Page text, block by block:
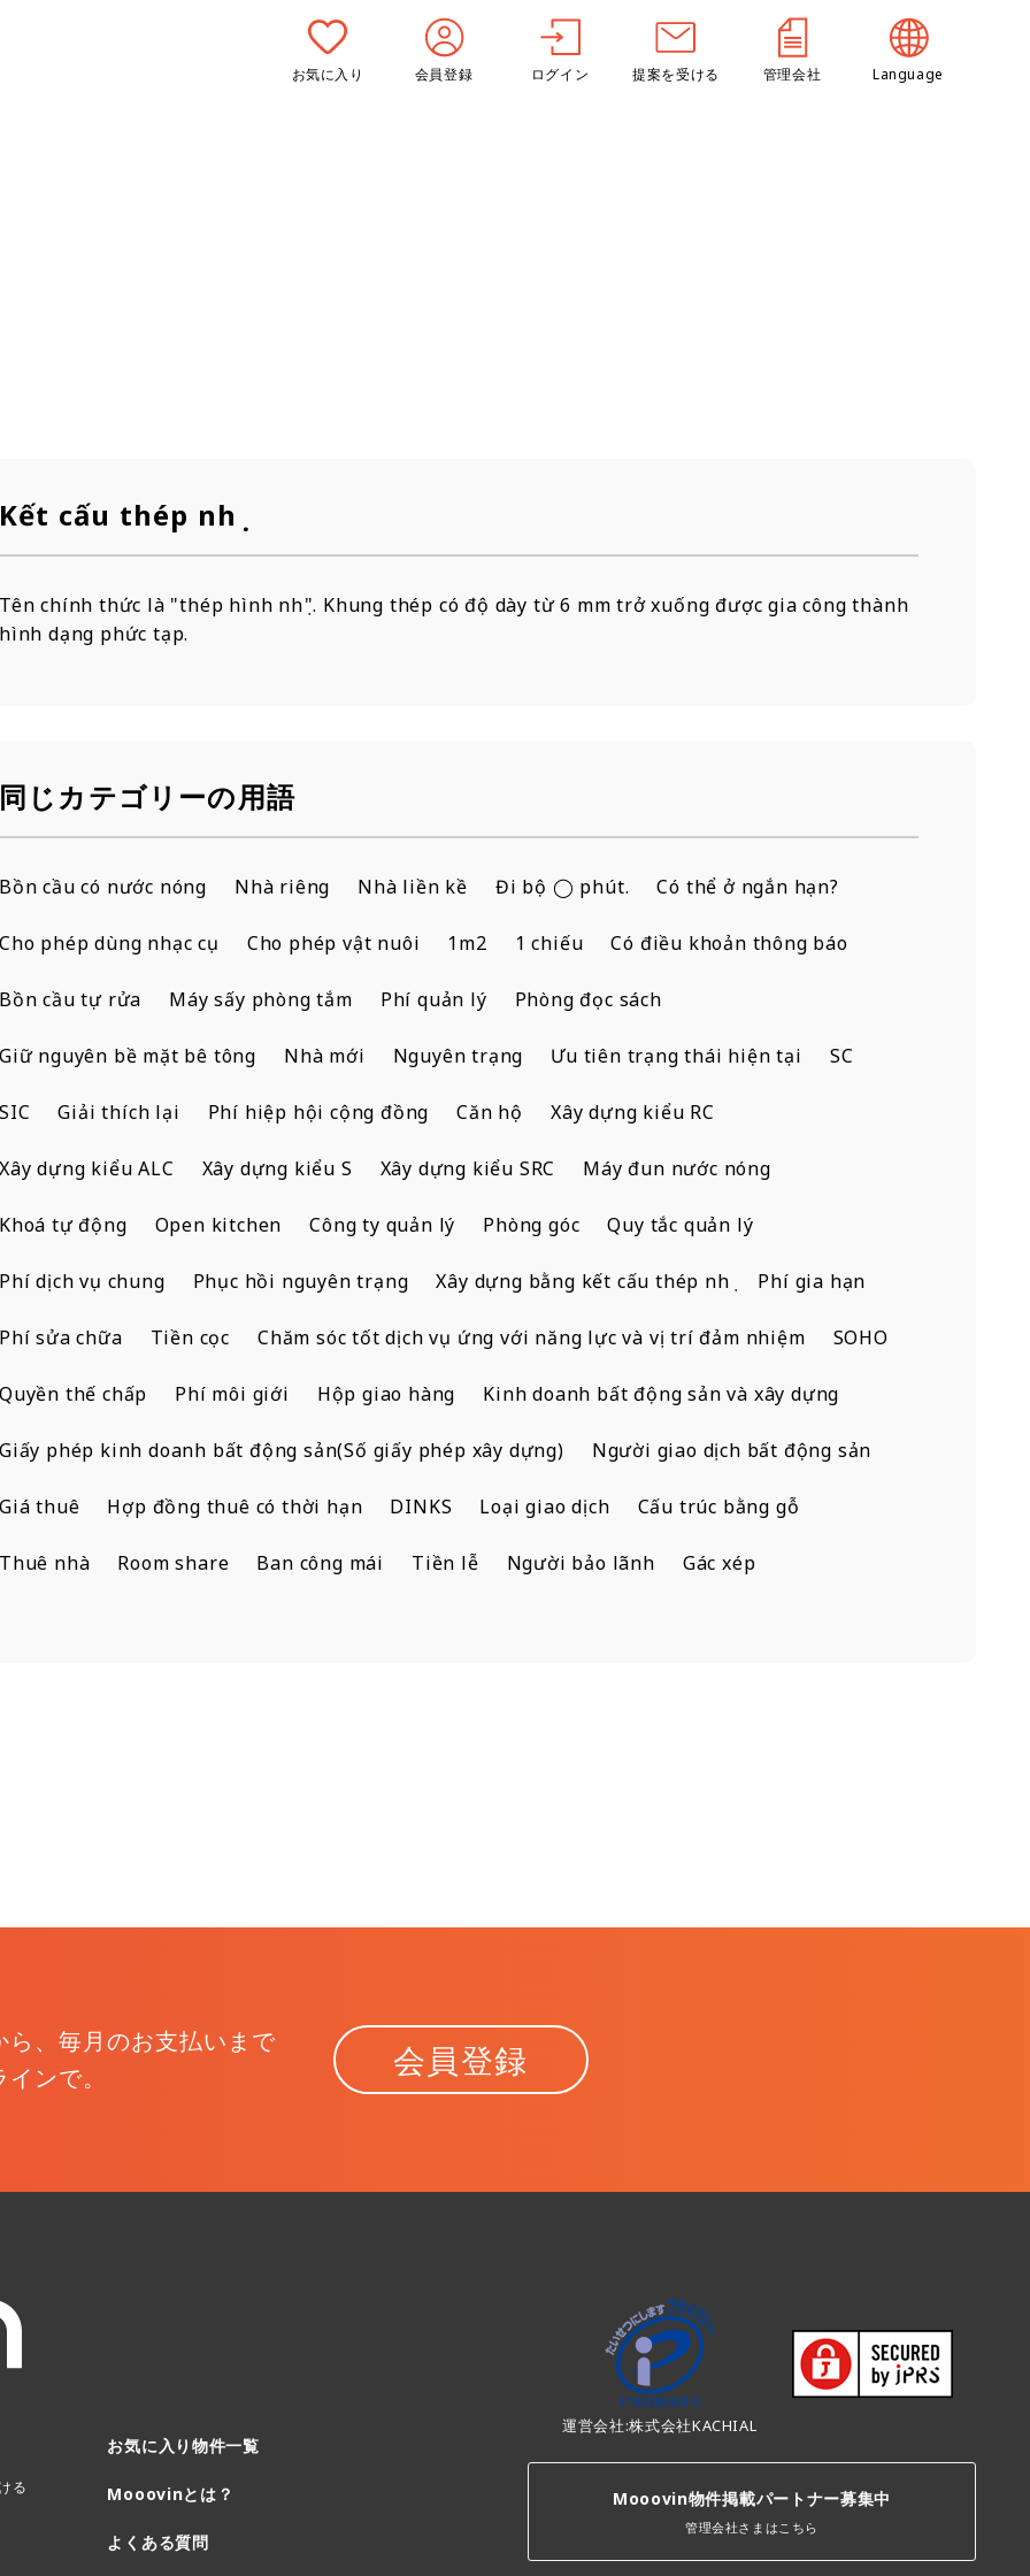
お気に入り 会員登録 ログイン 提案を受ける 管理会社 Language
Kết cấu thép nhẹ
Tên chính thức là "thép hình nhẹ". Khung thép có độ dày từ 6 mm trở xuống được gia công thành
hình dạng phức tạp.
同じカテゴリーの用語
Bồn cầu có nước nóng Nhà riêng Nhà liền kề Đi bộ ◯ phút. Có thể ở ngắn hạn?
Cho phép dùng nhạc cụ Cho phép vật nuôi 1m2 1 chiếu Có điều khoản thông báo
Bồn cầu tự rửa Máy sấy phòng tắm Phí quản lý Phòng đọc sách
Giữ nguyên bề mặt bê tông Nhà mới Nguyên trạng Ưu tiên trạng thái hiện tại SC
SIC Giải thích lại Phí hiệp hội cộng đồng Căn hộ Xây dựng kiểu RC
Xây dựng kiểu ALC Xây dựng kiểu S Xây dựng kiểu SRC Máy đun nước nóng
Khoá tự động Open kitchen Công ty quản lý Phòng góc Quy tắc quản lý
Phí dịch vụ chung Phục hồi nguyên trạng Xây dựng bằng kết cấu thép nhẹ Phí gia hạn
Phí sửa chữa Tiền cọc Chăm sóc tốt dịch vụ ứng với năng lực và vị trí đảm nhiệm SOHO
Quyền thế chấp Phí môi giới Hộp giao hàng Kinh doanh bất động sản và xây dựng
Giấy phép kinh doanh bất động sản(Số giấy phép xây dựng) Người giao dịch bất động sản
Giá thuê Hợp đồng thuê có thời hạn DINKS Loại giao dịch Cấu trúc bằng gỗ
Thuê nhà Room share Ban công mái Tiền lễ Người bảo lãnh Gác xép
ら、毎月のお支払いまで
ンで。
会員登録
る
お気に入り物件一覧
Mooovinとは？
よくある質問
運営会社:株式会社KACHIAL
Mooovin物件掲載パートナー募集中
管理会社さまはこちら